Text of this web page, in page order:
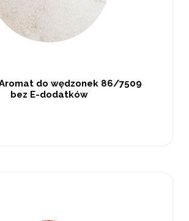
do wędzonek 86/7509
bez E-dodatków